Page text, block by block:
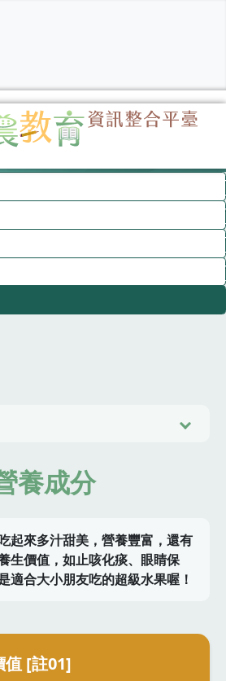
養成分
起來多汁甜美，營養豐富，還有
生價值，如止咳化痰、眼睛保
適合大小朋友吃的超級水果喔！
值 [註01]